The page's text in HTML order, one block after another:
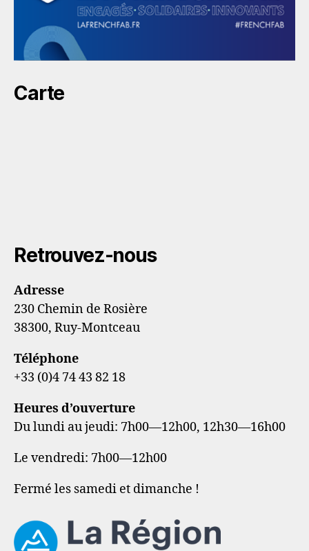
Carte
Retrouvez-nous
Adresse
230 Chemin de Rosière
38300, Ruy-Montceau
Téléphone
+33 (0)4 74 43 82 18
Heures d’ouverture
Du lundi au jeudi: 7h00—12h00, 12h30—16h00
Le vendredi: 7h00—12h00
Fermé les samedi et dimanche !